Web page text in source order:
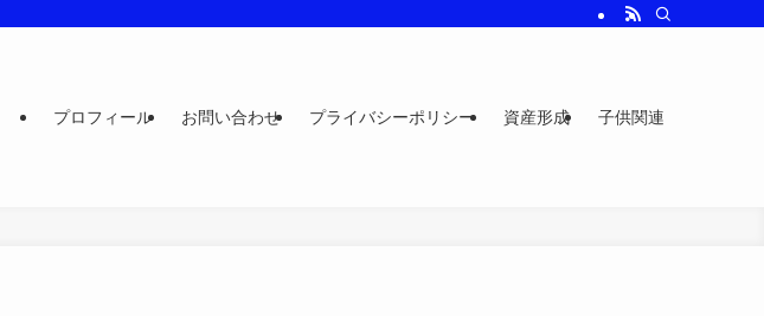
プロフィール お問い合わせ プライバシーポリシー 資産形成 子供関連